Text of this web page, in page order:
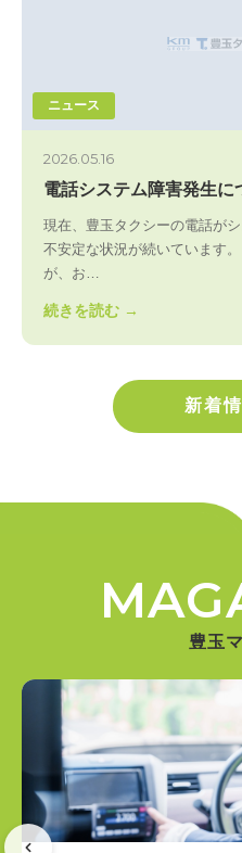
ニュース
2026.05.16
電話システム障害発生に
現在、豊玉タクシーの電話が
不安定な状況が続いています
が、お…
続きを読む →
新着
豊玉